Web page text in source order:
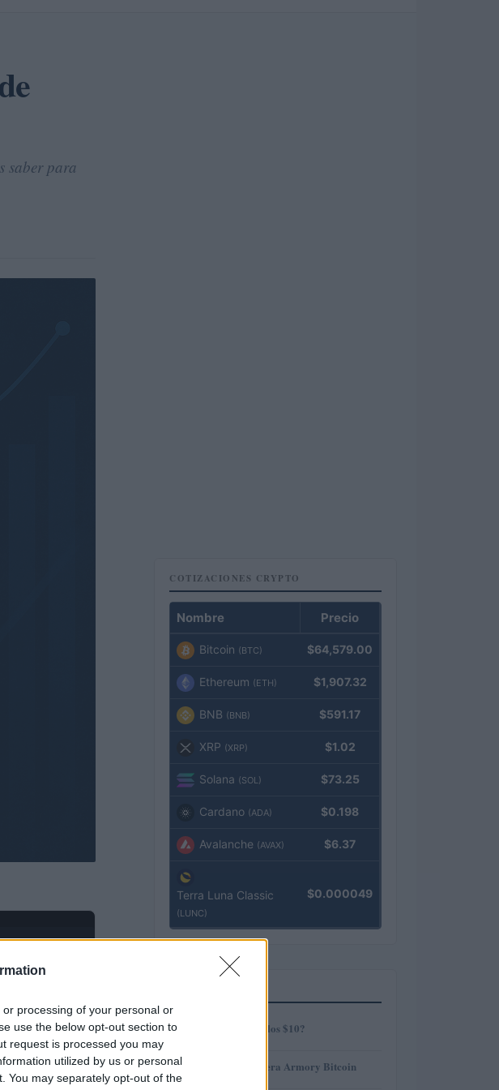
processing of your personal or
use the below opt-out section to
request is processed you may
utilized by us or personal
You may separately opt-out of the
saber para
COTIZACIONES CRYPTO
Nombre Precio
Bitcoin (BTC) $64,579.00
Ethereum (ETH) $1,907.32
BNB (BNB) $591.17
XRP (XRP) $1.02
Solana (SOL) $73.25
Cardano (ADA) $0.198
Avalanche (AVAX) $6.37
Terra Luna Classic
(LUNC)
$0.000049
1 ¿AMP alcanzará los $10?
2 Revisión de billetera Armory Bitcoin